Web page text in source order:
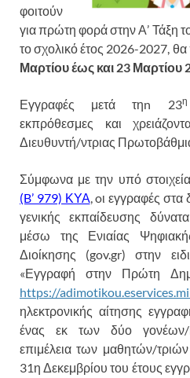
φοιτούν
για πρώτη φορά στην Α’ Τάξη
το σχολικό έτος 2026-2027,
Μαρτίου έως και 23 Μαρτίου
Εγγραφές μετά τηn 23η
εκπρόθεσμες και
Διευθυντή/ντριας
Σύμφωνα με την υπό στοιχεία
(B’ 979) ΚΥΑ, oι εγγραφές στα
γενικής εκπαίδευσης
μέσω της Ενιαίας
Διοίκησης (gov.gr) στην
«Εγγραφή στην Πρώτη
https://
ηλεκτρονικής αίτησης
ένας εκ των δύο γονέων/
επιμέλεια των μαθητών/
31η Δεκεμβρίου του έτους